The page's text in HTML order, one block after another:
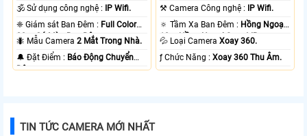
🕉️ Sử dụng công nghệ : IP Wifi.
❈ Giám sát Ban Đêm : Full Color
20m Có Màu Ban Ðêm.
🐜 Mẫu Camera2 Mắt Trong Nhà.
️🔔 Đặt Điểm : Báo Động Chuyển
Động.
⚒ Camera Công nghệ : IP Wifi.
🔅 Tầm Xa Ban Đêm : Hồng Ngoại
10m Hồng Ngoại Smart IR.
💦 Loại CameraXoay 360.
️ƒ Chức Năng :Xoay 360 Thu Âm.
TIN TỨC CAMERA MỚI NHẤT